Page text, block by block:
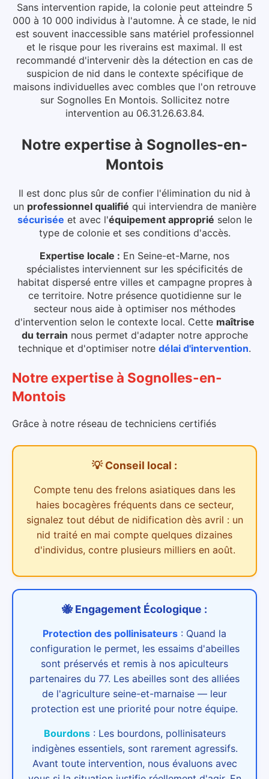
Sans intervention rapide, la colonie peut atteindre 5
000 à 10 000 individus à l'automne. À ce stade, le nid
est souvent inaccessible sans matériel professionnel
et le risque pour les riverains est maximal. Il est
recommandé d'intervenir dès la détection en cas de
suspicion de nid dans le contexte spécifique de
maisons individuelles avec combles que l'on retrouve
sur Sognolles En Montois. Sollicitez notre
intervention au 06.31.26.63.84.
Notre expertise à Sognolles-en-
Montois
Il est donc plus sûr de confier l'élimination du nid à
un professionnel qualifié qui interviendra de manière
sécurisée et avec l'équipement approprié selon le
type de colonie et ses conditions d'accès.
Expertise locale : En Seine-et-Marne, nos
spécialistes interviennent sur les spécificités de
habitat dispersé entre villes et campagne propres à
ce territoire. Notre présence quotidienne sur le
secteur nous aide à optimiser nos méthodes
d'intervention selon le contexte local. Cette maîtrise
du terrain nous permet d'adapter notre approche
technique et d'optimiser notre délai d'intervention.
Notre expertiseà Sognolles-en-
Montois
Grâce à notre réseau de techniciens certifiés
💡 Conseil local :
Compte tenu des frelons asiatiques dans les
haies bocagères fréquents dans ce secteur,
signalez tout début de nidification dès avril : un
nid traité en mai compte quelques dizaines
d'individus, contre plusieurs milliers en août.
🐝 Engagement Écologique :
Protection des pollinisateurs : Quand la
configuration le permet, les essaims d'abeilles
sont préservés et remis à nos apiculteurs
partenaires du 77. Les abeilles sont des alliées
de l'agriculture seine-et-marnaise — leur
protection est une priorité pour notre équipe.
Bourdons : Les bourdons, pollinisateurs
indigènes essentiels, sont rarement agressifs.
Avant toute intervention, nous évaluons avec